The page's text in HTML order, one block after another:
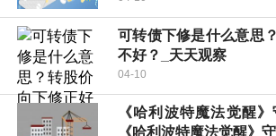
可转债下修是什么意思
不好？_天天观察
04-10
《哈利波特魔法觉醒
《哈利波特魔法觉醒》